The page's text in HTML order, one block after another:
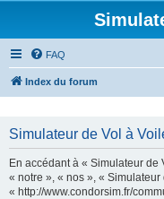
FAQ
Index du forum
Simulateur de Vol à
En accédant à « Simulateur
« notre », « nos », « Simulateur
« http://www.condorsim.fr/